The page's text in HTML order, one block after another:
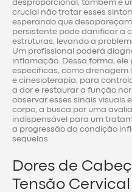
desproporcional, também é
crucial não tratar esses
esperando que
persistente pode danificar a
estruturas, levando a
Um profissional poderá
inflamação. Dessa forma,
específicas, como
e cinesioterapia, para
a dor e restaurar a função
observar esses sinais visuais
corpo, a busca por uma
indispensável para um
a progressão da condição
sequelas.
Dores de
Tensão